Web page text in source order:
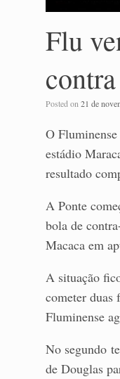
Flu
Posted on21 de
O
estádio
resultado
A Ponte
bola de
Macaca em
A situação
cometer duas
Fluminense
No segundo
de Douglas